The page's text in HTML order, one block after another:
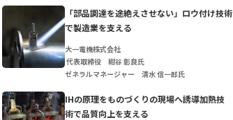
「部品調達を途絶えさせない」ロウ付け技術
で製造業を支える
大一電機株式会社
代表取締役 紺谷 彰良氏
ゼネラルマネージャー 清水 信一郎氏
IHの原理をものづくりの現場へ誘導加熱技
術で品質向上を支える